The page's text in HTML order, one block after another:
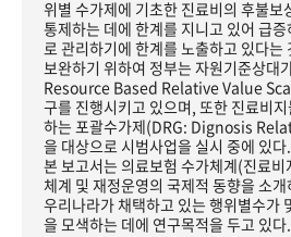
위별 수가제에 기초한 진료비의 후불보
통제하는 데에 한계를 지니고 있어 급
로 관리하기에 한계를 노출하고 있다는
보완하기 위하여 정부는 자원기준상대
Resource Based Relative Value
구를 진행시키고 있으며, 또한 진료비
하는 포괄수가제(DRG: Dignosis
을 대상으로 시범사업을 실시 중에 있
본 보고서는 의료보험 수가체계(진료
체계 및 재정운영의 국제적 동향을 소
우리나라가 채택하고 있는 행위별수가
을 모색하는 데에 연구목적을 두고 있다.